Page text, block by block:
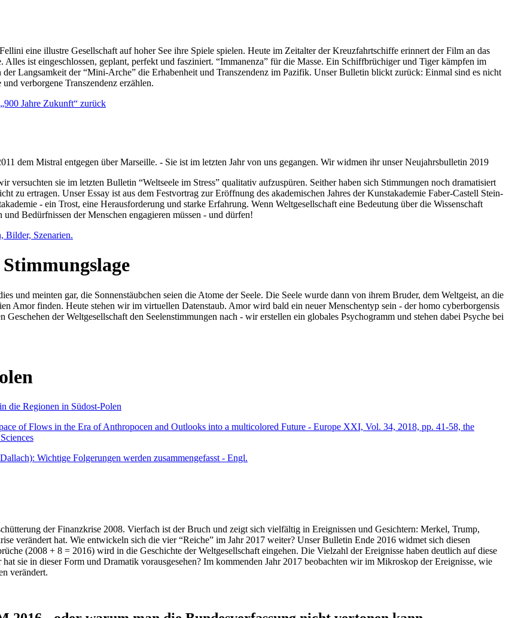
eine illustre Gesellschaft auf hoher See ihre Spiele spielen. Heute im Zeitalter der Kreuzfahrtschiffe erinnert der Film an das
ist eingeschlossen, geplant, perfekt und fasziniert. “Immanenza” für die Masse. Ein Schiffbrüchiger und Tiger kämpfen im
Langsamkeit der “Mini-Arche” die Erhabenheit und Transzendenz im Pazifik. Unser Bulletin blickt zurück: Einmal sind es nicht
verborgene Transzendenz erzählen.
Jahre Zukunft“ zurück
dem Mistral entgegen über Marseille. - Sie ist im letzten Jahr von uns gegangen. Wir widmen ihr unser Neujahrsbulletin 2019
versuchten sie im letzten Bulletin “Weltseele im Stress” qualitativ aufzuspüren. Seither haben sich Stimmungen noch dramatisiert
zu ertragen. Unser Essay ist aus dem Festvortrag zur Eröffnung des akademischen Jahres der Kunstakademie Faber-Castell Stein-
- ein Trost, eine Herausforderung und starke Erfahrung. Wenn Weltgesellschaft eine Bedeutung über die Wissenschaft
Bedürfnissen der Menschen engagieren müssen - und dürfen!
Bilder, Szenarien.
und meinten gar, die Sonnenstäubchen seien die Atome der Seele. Die Seele wurde dann von ihrem Bruder, dem Weltgeist, an die
Amor finden. Heute stehen wir im virtuellen Datenstaub. Amor wird bald ein neuer Menschentyp sein - der homo cyberborgensis
der Weltgesellschaft den Seelenstimmungen nach - wir erstellen ein globales Psychogramm und stehen dabei Psyche bei
die Regionen in Südost-Polen
of Flows in the Era of Anthropocen and Outlooks into a multicolored Future - Europe XXI, Vol. 34, 2018, pp. 41-58, the
Wichtige Folgerungen werden zusammengefasst - Engl.
der Finanzkrise 2008. Vierfach ist der Bruch und zeigt sich vielfältig in Ereignissen und Gesichtern: Merkel, Trump,
verändert hat. Wie entwickeln sich die vier “Reiche” im Jahr 2017 weiter? Unser Bulletin Ende 2016 widmet sich diesen
(2008 + 8 = 2016) wird in die Geschichte der Weltgesellschaft eingehen. Die Vielzahl der Ereignisse haben deutlich auf diese
sie in dieser Form und Dramatik vorausgesehen? Im kommenden Jahr 2017 beobachten wir im Mikroskop der Ereignisse, wie
verändert.